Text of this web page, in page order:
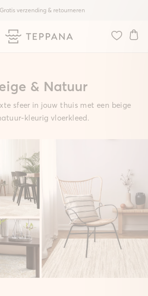
verzending & retourneren
& Natuur
sfeer in jouw thuis met een beige
kleurig vloerkleed.